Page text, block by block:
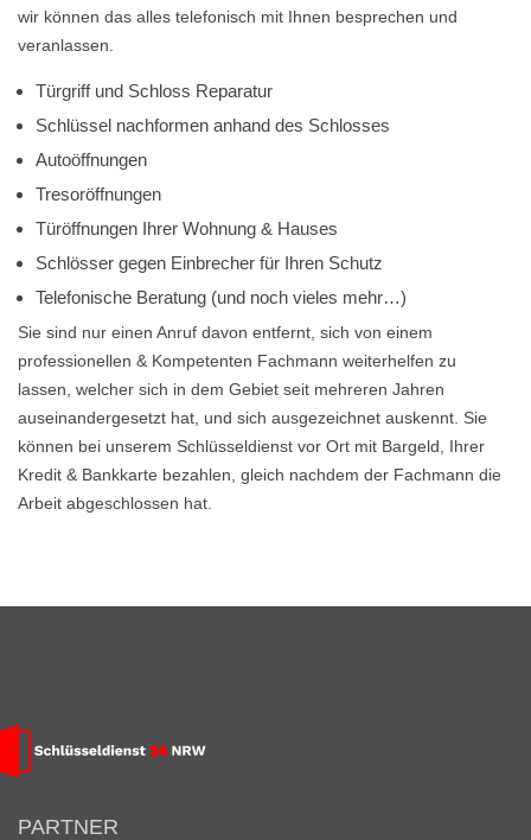
wir können das alles telefonisch mit Ihnen besprechen und
veranlassen.
Türgriff und Schloss Reparatur
Schlüssel nachformen anhand des Schlosses
Autoöffnungen
Tresoröffnungen
Türöffnungen Ihrer Wohnung & Hauses
Schlösser gegen Einbrecher für Ihren Schutz
Telefonische Beratung (und noch vieles mehr…)
Sie sind nur einen Anruf davon entfernt, sich von einem
professionellen & Kompetenten Fachmann weiterhelfen zu
lassen, welcher sich in dem Gebiet seit mehreren Jahren
auseinandergesetzt hat, und sich ausgezeichnet auskennt. Sie
können bei unserem Schlüsseldienst vor Ort mit Bargeld, Ihrer
Kredit & Bankkarte bezahlen, gleich nachdem der Fachmann die
Arbeit abgeschlossen hat.
PARTNER